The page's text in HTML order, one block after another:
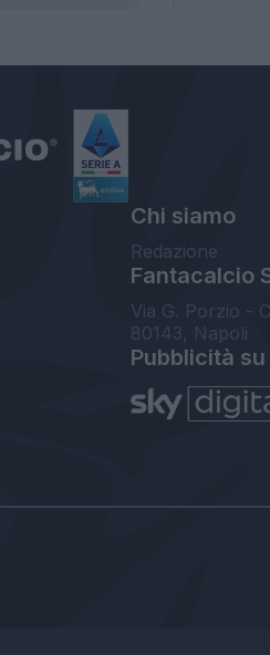
Chi siamo
Redazione
Fantacalcio
Via G. Porzio -
80143, Napoli
Pubblicità